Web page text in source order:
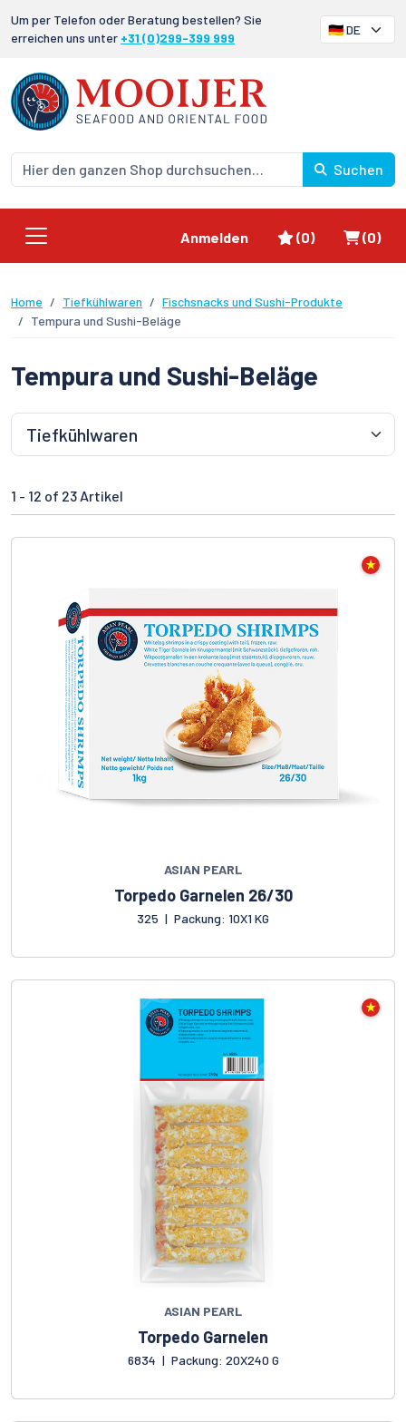
Um per Telefon oder Beratung bestellen? Sie
erreichen uns unter +31 (0)299-399 999
Suchen
Anmelden Favoriten
(0) (0)
Home Tiefkühlwaren
Fischsnacks und Sushi-Produkte
Tempura und Sushi-Beläge
Tempura und Sushi-Beläge
1 - 12 of 23 Artikel
ASIAN PEARL
Torpedo Garnelen 26/30
325 | Packung: 10X1 KG
ASIAN PEARL
Torpedo Garnelen
6834 | Packung: 20X240 G